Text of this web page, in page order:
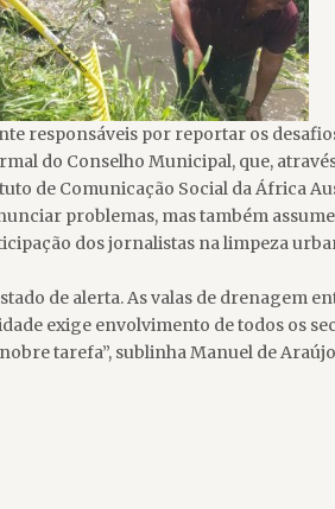
responsáveis por reportar os
do Conselho Municipal, que,
de Comunicação Social da África
problemas, mas também
dos jornalistas na limpeza
de alerta. As valas de drenagem
exige envolvimento de todos os
tarefa”, sublinha Manuel de